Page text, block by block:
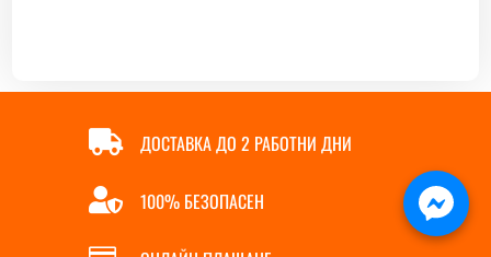
 ДОСТАВКА ДО 2 РАБОТНИ ДНИ
 100% БЕЗОПАСЕН